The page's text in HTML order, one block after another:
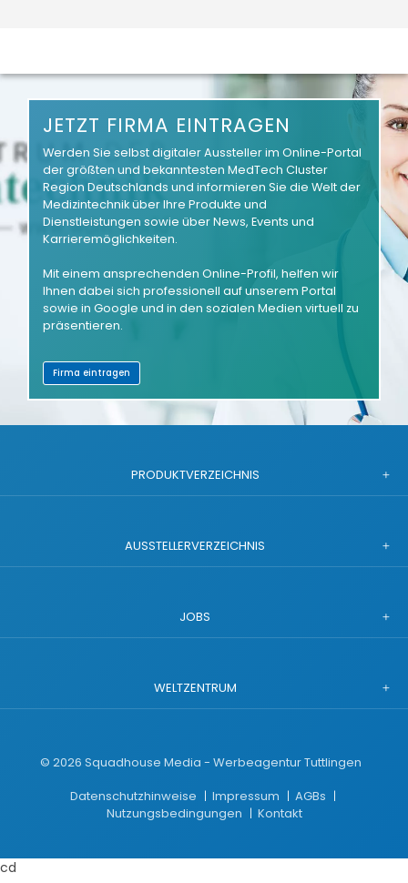
JETZT FIRMA EINTRAGEN
Werden Sie selbst digitaler Aussteller im Online-Portal
der größten und bekanntesten MedTech Cluster
Region Deutschlands und informieren Sie die Welt der
Medizintechnik über Ihre Produkte und
Dienstleistungen sowie über News, Events und
Karrieremöglichkeiten.
Mit einem ansprechenden Online-Profil, helfen wir
Ihnen dabei sich professionell auf unserem Portal
sowie in Google und in den sozialen Medien virtuell zu
präsentieren.
Firma eintragen
PRODUKTVERZEICHNIS
AUSSTELLERVERZEICHNIS
JOBS
WELTZENTRUM
© 2026 Squadhouse Media - Werbeagentur Tuttlingen
Datenschutzhinweise
Impressum
AGBs
Nutzungsbedingungen
Kontakt
cd